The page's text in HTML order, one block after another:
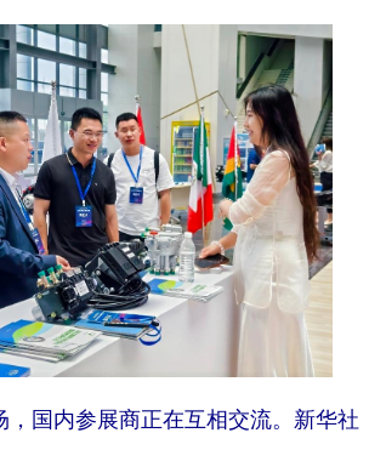
国内参展商正在互相交流。新华社